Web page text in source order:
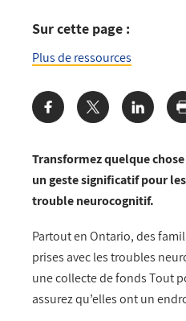
Transformez quelque
un geste significatif pour
trouble neurocognitif.
Partout en Ontario, des
prises avec les troubles
une collecte de fonds Tout
assurez qu’elles ont un
Sur cette page :
Plus de ressources
Share: